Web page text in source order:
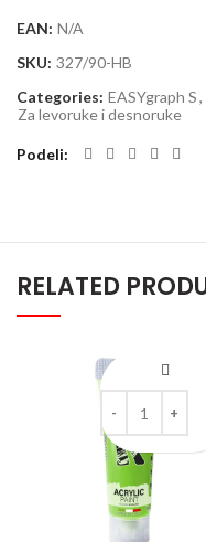
EAN: N/A
SKU: 327/90-HB
Categories: EASYgraph S,
Za levoruke i desnoruke
Podeli
RELATED
Kreable